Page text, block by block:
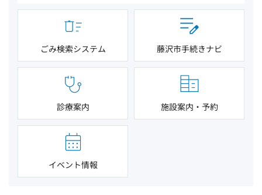
ごみ検索システム 藤沢市手続きナビ
診療案内 施設案内・予約
イベント情報